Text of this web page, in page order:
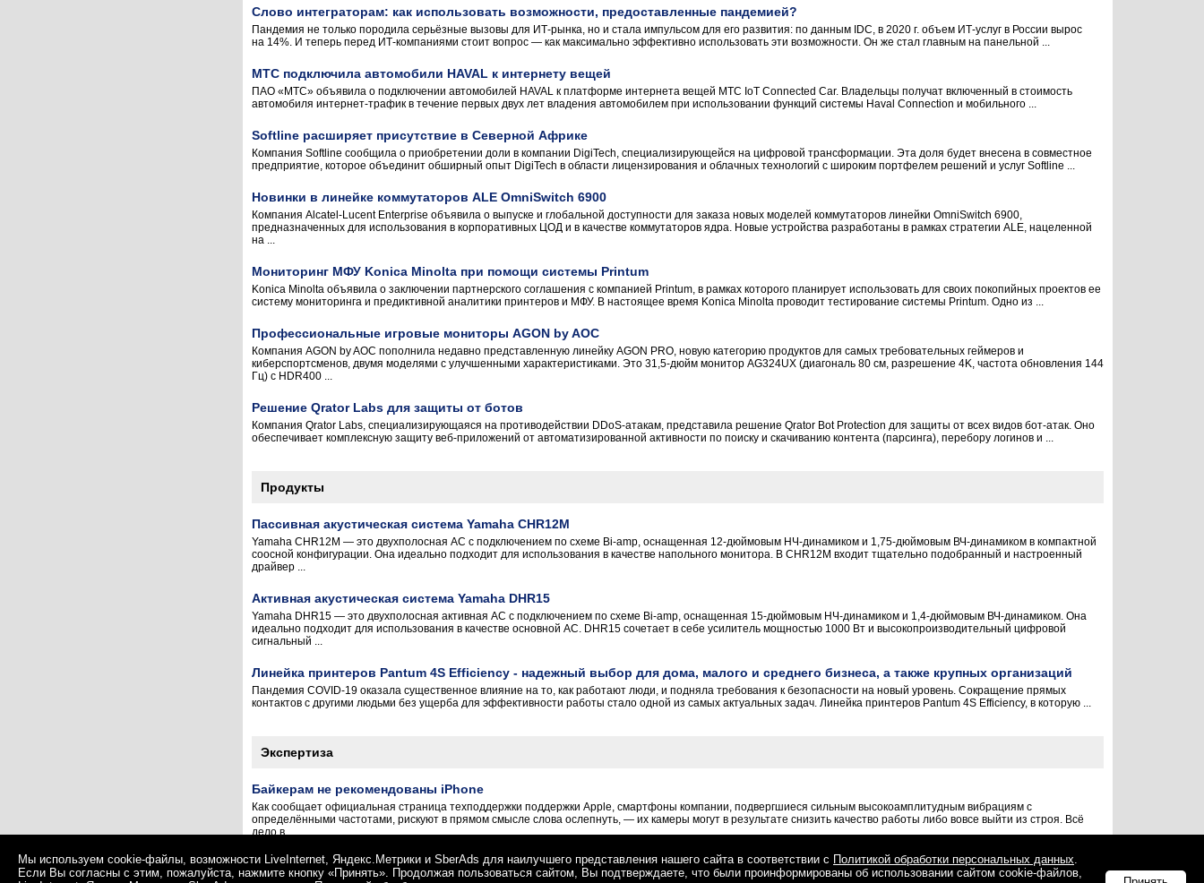
Слово интеграторам: как использовать возможности, предоставленные пандемией?
Пандемия не только породила серьёзные вызовы для ИТ-рынка, но и стала импульсом для его развития: по данным IDC, в 2020 г. объем ИТ-услуг в России вырос
на 14%. И теперь перед ИТ-компаниями стоит вопрос — как максимально эффективно использовать эти возможности. Он же стал главным на панельной ...
МТС подключила автомобили HAVAL к интернету вещей
ПАО «МТС» объявила о подключении автомобилей HAVAL к платформе интернета вещей МТС IoT Connected Car. Владельцы получат включенный в стоимость
автомобиля интернет-трафик в течение первых двух лет владения автомобилем при использовании функций системы Haval Connection и мобильного ...
Softline расширяет присутствие в Северной Африке
Компания Softline сообщила о приобретении доли в компании DigiTech, специализирующейся на цифровой трансформации. Эта доля будет внесена в совместное
предприятие, которое объединит обширный опыт DigiTech в области лицензирования и облачных технологий с широким портфелем решений и услуг Softline ...
Новинки в линейке коммутаторов ALE OmniSwitch 6900
Компания Alcatel-Lucent Enterprise объявила о выпуске и глобальной доступности для заказа новых моделей коммутаторов линейки OmniSwitch 6900,
предназначенных для использования в корпоративных ЦОД и в качестве коммутаторов ядра. Новые устройства разработаны в рамках стратегии ALE, нацеленной
на ...
Мониторинг МФУ Konica Minolta при помощи системы Printum
Konica Minolta объявила о заключении партнерского соглашения с компанией Printum, в рамках которого планирует использовать для своих покопийных проектов ее
систему мониторинга и предиктивной аналитики принтеров и МФУ. В настоящее время Konica Minolta проводит тестирование системы Printum. Одно из ...
Профессиональные игровые мониторы AGON by AOC
Компания AGON by AOC пополнила недавно представленную линейку AGON PRO, новую категорию продуктов для самых требовательных геймеров и
киберспортсменов, двумя моделями с улучшенными характеристиками. Это 31,5-дюйм монитор AG324UX (диагональ 80 см, разрешение 4K, частота обновления 144
Гц) с HDR400 ...
Решение Qrator Labs для защиты от ботов
Компания Qrator Labs, специализирующаяся на противодействии DDoS-атакам, представила решение Qrator Bot Protection для защиты от всех видов бот-атак. Оно
обеспечивает комплексную защиту веб-приложений от автоматизированной активности по поиску и скачиванию контента (парсинга), перебору логинов и ...
Продукты
Пассивная акустическая система Yamaha CHR12M
Yamaha CHR12M — это двухполосная АС с подключением по схеме Bi-amp, оснащенная 12-дюймовым НЧ-динамиком и 1,75-дюймовым ВЧ-динамиком в компактной
соосной конфигурации. Она идеально подходит для использования в качестве напольного монитора. В CHR12M входит тщательно подобранный и настроенный
драйвер ...
Активная акустическая система Yamaha DHR15
Yamaha DHR15 — это двухполосная активная АС с подключением по схеме Bi-amp, оснащенная 15-дюймовым НЧ-динамиком и 1,4-дюймовым ВЧ-динамиком. Она
идеально подходит для использования в качестве основной АС. DHR15 сочетает в себе усилитель мощностью 1000 Вт и высокопроизводительный цифровой
сигнальный ...
Линейка принтеров Pantum 4S Efficiency - надежный выбор для дома, малого и среднего бизнеса, а также крупных организаций
Пандемия COVID-19 оказала существенное влияние на то, как работают люди, и подняла требования к безопасности на новый уровень. Сокращение прямых
контактов с другими людьми без ущерба для эффективности работы стало одной из самых актуальных задач. Линейка принтеров Pantum 4S Efficiency, в которую ...
Экспертиза
Байкерам не рекомендованы iPhone
Как сообщает официальная страница техподдержки поддержки Apple, смартфоны компании, подвергшиеся сильным высокоамплитудным вибрациям с
определёнными частотами, рискуют в прямом смысле слова ослепнуть, — их камеры могут в результате снизить качество работы либо вовсе выйти из строя. Всё
дело в ...
© 1991–2026 ITRN (Российская служба ИТ-новостей).Политика конфиденциальности персональных данных. 109147 г. Москва, ул. Марксистская, 34, строение 10. Телефон: +7 495 974-22-60. Факс: +7 495 974-22-63. Электропочта:itrn@itrn.ru
Мы используем cookie-файлы, возможности LiveInternet, Яндекс.Метрики и SberAds для наилучшего представления нашего сайта в соответствии с Политикой обработки персональных данных.
Если Вы согласны с этим, пожалуйста, нажмите кнопку «Принять». Продолжая пользоваться сайтом, Вы подтверждаете, что были проинформированы об использовании сайтом cookie-файлов,